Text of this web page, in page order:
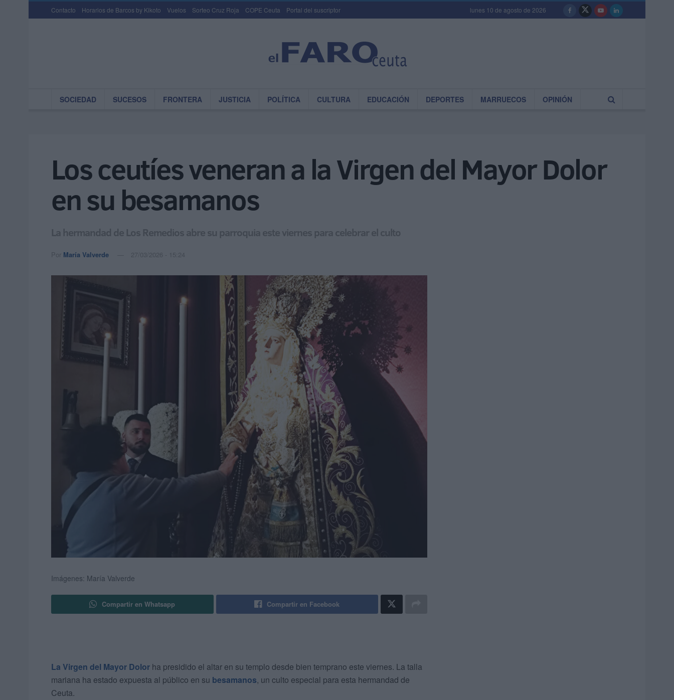
Contacto Horarios de Barcos by Kikoto Vuelos Sorteo Cruz Roja COPE Ceuta Portal del suscriptor lunes 10 de agosto de 2026
SOCIEDAD SUCESOS FRONTERA JUSTICIA POLÍTICA CULTURA EDUCACIÓN DEPORTES MARRUECOS OPINIÓN
Los ceutíes veneran a la Virgen del Mayor Dolor
en su besamanos
La hermandad de Los Remedios abre su parroquia este viernes para celebrar el culto
Por María Valverde 27/03/2026 - 15:24
Imágenes: María Valverde
Compartir en Whatsapp Compartir en Facebook
La Virgen del Mayor Dolor ha presidido el altar en su templo desde bien temprano este viernes. La talla
mariana ha estado expuesta al público en su besamanos, un culto especial para esta hermandad de
Ceuta.